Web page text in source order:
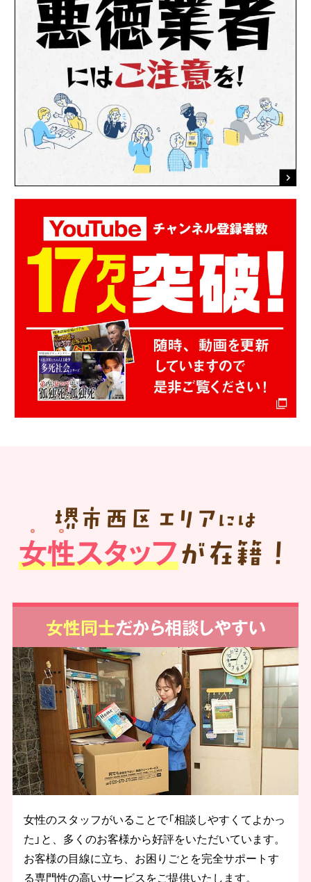
堺市西区 エリア には
女性スタッフが在籍！
女性同士だから相談しやすい
女性のスタッフがいることで「相談しやすくてよかっ
た」と、多くのお客様から好評をいただいています。
お客様の目線に立ち、お困りごとを完全サポートす
る専門性の高いサービスをご提供いたします。